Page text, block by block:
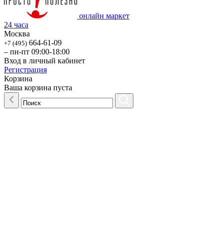
онлайн маркет
24 часа
Москва
+7 (495) 664-61-09
– пн-пт 09:00-18:00
Вход в личный кабинет
Регистрация
Корзина
Ваша корзина пуста